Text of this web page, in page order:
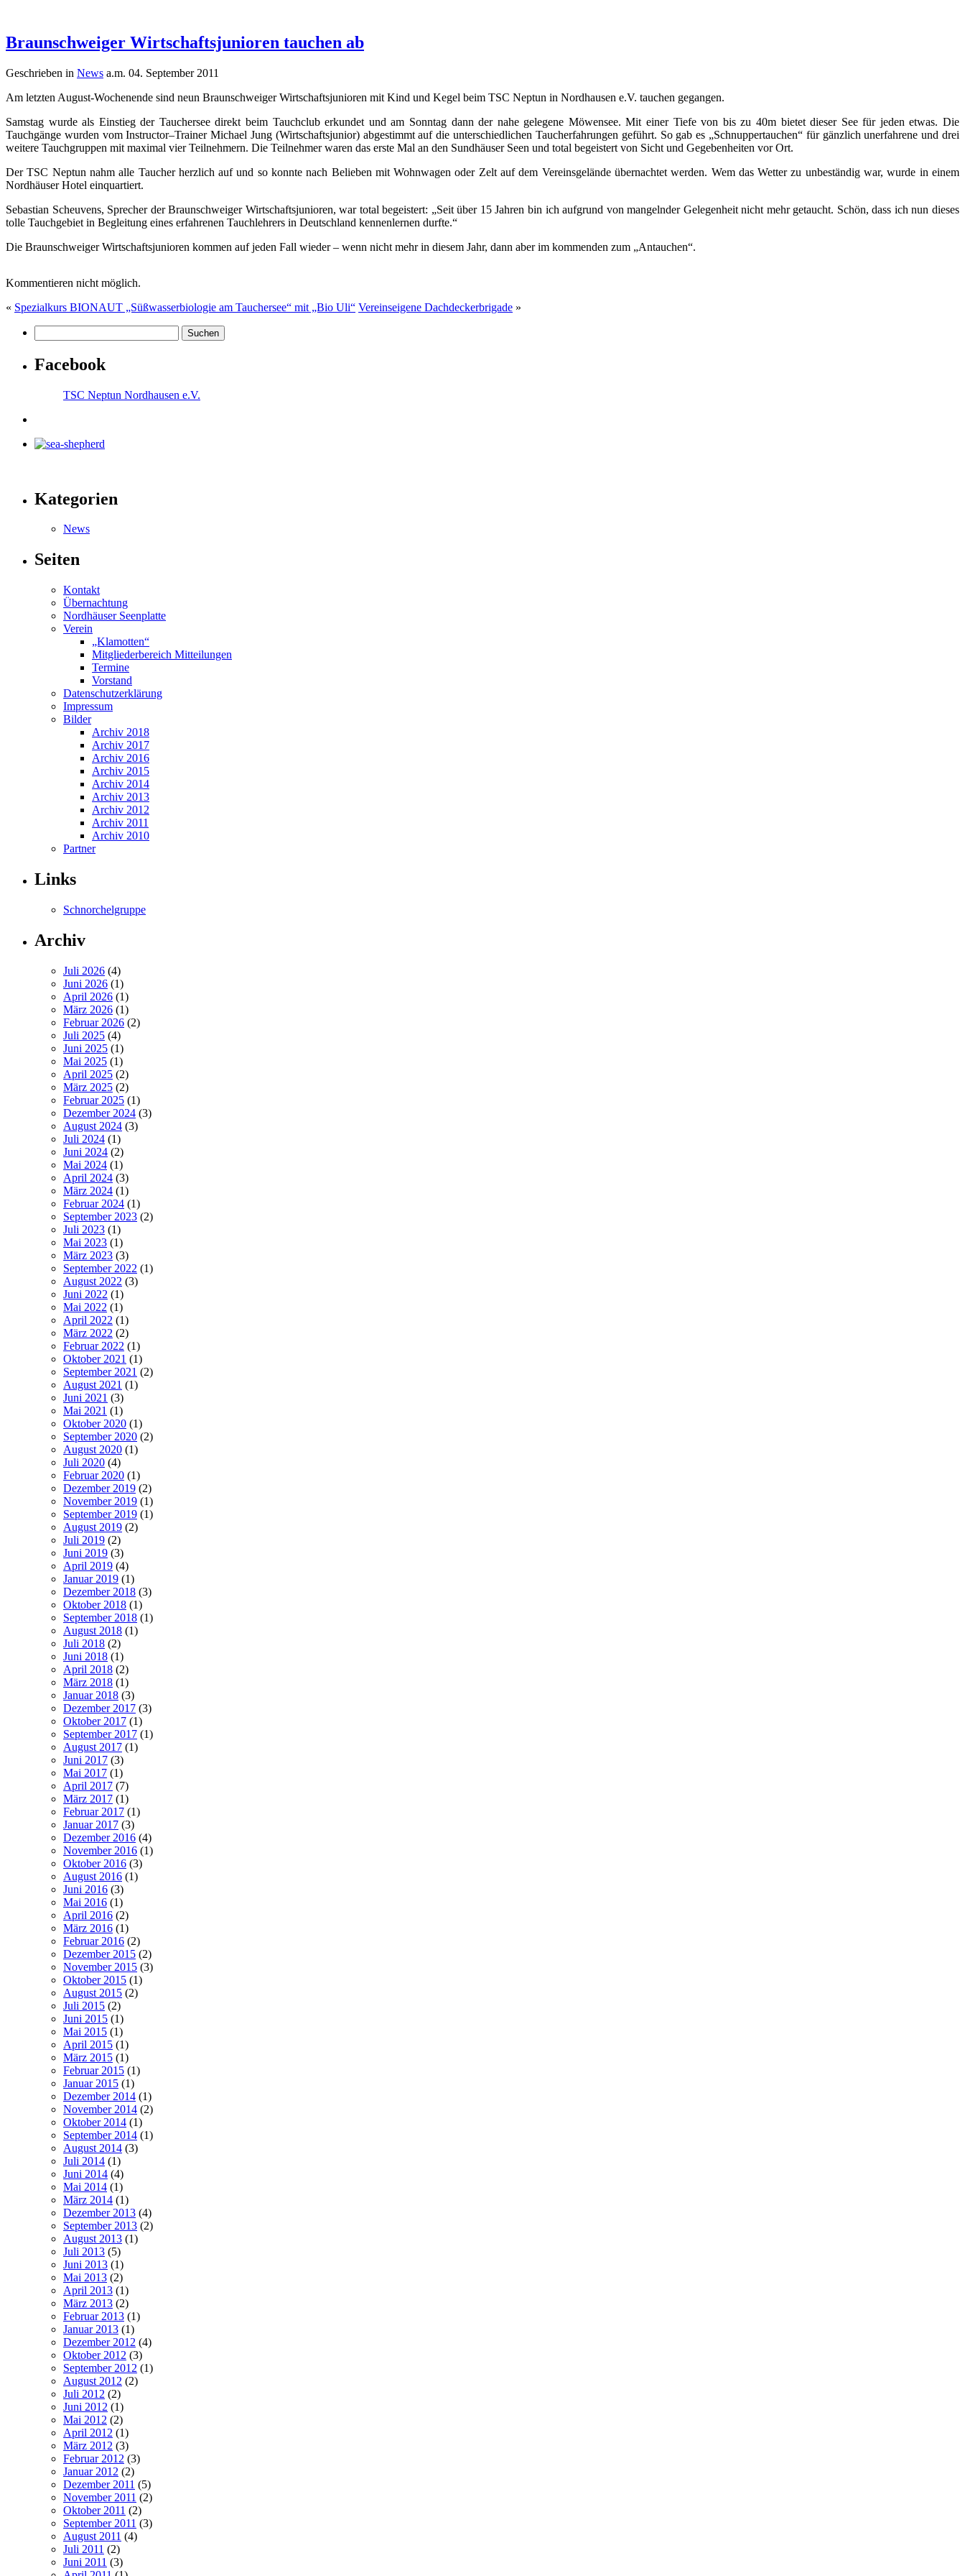
Braunschweiger Wirtschaftsjunioren tauchen ab
Geschrieben in News a.m. 04. September 2011
Am letzten August-Wochenende sind neun Braunschweiger Wirtschaftsjunioren mit Kind und Kegel beim TSC Neptun in Nordhausen e.V. tauchen gegangen.
Samstag wurde als Einstieg der Tauchersee direkt beim Tauchclub erkundet und am Sonntag dann der nahe gelegene Möwensee. Mit einer Tiefe von bis zu 40m bietet dieser See für jeden etwas. Die
Tauchgänge wurden vom Instructor–Trainer Michael Jung (Wirtschaftsjunior) abgestimmt auf die unterschiedlichen Taucherfahrungen geführt. So gab es „Schnuppertauchen“ für gänzlich unerfahrene und drei
weitere Tauchgruppen mit maximal vier Teilnehmern. Die Teilnehmer waren das erste Mal an den Sundhäuser Seen und total begeistert von Sicht und Gegebenheiten vor Ort.
Der TSC Neptun nahm alle Taucher herzlich auf und so konnte nach Belieben mit Wohnwagen oder Zelt auf dem Vereinsgelände übernachtet werden. Wem das Wetter zu unbeständig war, wurde in einem
Nordhäuser Hotel einquartiert.
Sebastian Scheuvens, Sprecher der Braunschweiger Wirtschaftsjunioren, war total begeistert: „Seit über 15 Jahren bin ich aufgrund von mangelnder Gelegenheit nicht mehr getaucht. Schön, dass ich nun dieses
tolle Tauchgebiet in Begleitung eines erfahrenen Tauchlehrers in Deutschland kennenlernen durfte.“
Die Braunschweiger Wirtschaftsjunioren kommen auf jeden Fall wieder – wenn nicht mehr in diesem Jahr, dann aber im kommenden zum „Antauchen“.
Kommentieren nicht möglich.
« Spezialkurs BIONAUT „Süßwasserbiologie am Tauchersee“ mit „Bio Uli“ Vereinseigene Dachdeckerbrigade »
Facebook
TSC Neptun Nordhausen e.V.
Kategorien
News
Seiten
Kontakt
Übernachtung
Nordhäuser Seenplatte
Verein
„Klamotten“
Mitgliederbereich Mitteilungen
Termine
Vorstand
Datenschutzerklärung
Impressum
Bilder
Archiv 2018
Archiv 2017
Archiv 2016
Archiv 2015
Archiv 2014
Archiv 2013
Archiv 2012
Archiv 2011
Archiv 2010
Partner
Links
Schnorchelgruppe
Archiv
Juli 2026 (4)
Juni 2026 (1)
April 2026 (1)
März 2026 (1)
Februar 2026 (2)
Juli 2025 (4)
Juni 2025 (1)
Mai 2025 (1)
April 2025 (2)
März 2025 (2)
Februar 2025 (1)
Dezember 2024 (3)
August 2024 (3)
Juli 2024 (1)
Juni 2024 (2)
Mai 2024 (1)
April 2024 (3)
März 2024 (1)
Februar 2024 (1)
September 2023 (2)
Juli 2023 (1)
Mai 2023 (1)
März 2023 (3)
September 2022 (1)
August 2022 (3)
Juni 2022 (1)
Mai 2022 (1)
April 2022 (1)
März 2022 (2)
Februar 2022 (1)
Oktober 2021 (1)
September 2021 (2)
August 2021 (1)
Juni 2021 (3)
Mai 2021 (1)
Oktober 2020 (1)
September 2020 (2)
August 2020 (1)
Juli 2020 (4)
Februar 2020 (1)
Dezember 2019 (2)
November 2019 (1)
September 2019 (1)
August 2019 (2)
Juli 2019 (2)
Juni 2019 (3)
April 2019 (4)
Januar 2019 (1)
Dezember 2018 (3)
Oktober 2018 (1)
September 2018 (1)
August 2018 (1)
Juli 2018 (2)
Juni 2018 (1)
April 2018 (2)
März 2018 (1)
Januar 2018 (3)
Dezember 2017 (3)
Oktober 2017 (1)
September 2017 (1)
August 2017 (1)
Juni 2017 (3)
Mai 2017 (1)
April 2017 (7)
März 2017 (1)
Februar 2017 (1)
Januar 2017 (3)
Dezember 2016 (4)
November 2016 (1)
Oktober 2016 (3)
August 2016 (1)
Juni 2016 (3)
Mai 2016 (1)
April 2016 (2)
März 2016 (1)
Februar 2016 (2)
Dezember 2015 (2)
November 2015 (3)
Oktober 2015 (1)
August 2015 (2)
Juli 2015 (2)
Juni 2015 (1)
Mai 2015 (1)
April 2015 (1)
März 2015 (1)
Februar 2015 (1)
Januar 2015 (1)
Dezember 2014 (1)
November 2014 (2)
Oktober 2014 (1)
September 2014 (1)
August 2014 (3)
Juli 2014 (1)
Juni 2014 (4)
Mai 2014 (1)
März 2014 (1)
Dezember 2013 (4)
September 2013 (2)
August 2013 (1)
Juli 2013 (5)
Juni 2013 (1)
Mai 2013 (2)
April 2013 (1)
März 2013 (2)
Februar 2013 (1)
Januar 2013 (1)
Dezember 2012 (4)
Oktober 2012 (3)
September 2012 (1)
August 2012 (2)
Juli 2012 (2)
Juni 2012 (1)
Mai 2012 (2)
April 2012 (1)
März 2012 (3)
Februar 2012 (3)
Januar 2012 (2)
Dezember 2011 (5)
November 2011 (2)
Oktober 2011 (2)
September 2011 (3)
August 2011 (4)
Juli 2011 (2)
Juni 2011 (3)